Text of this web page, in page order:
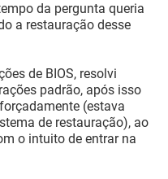
da pergunta queria
a restauração desse
de BIOS, resolvi
padrão, após isso
(estava
de restauração), ao
o intuito de entrar na